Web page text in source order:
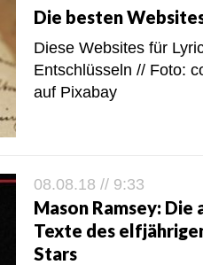
Die besten
Diese Websites für
Entschlüsseln // Foto:
auf Pixabay
08.08.18 // 9:33
Mason Ramsey: Die
Texte des
Stars